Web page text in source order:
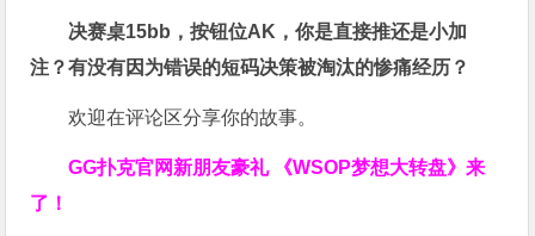
决赛桌15bb，按钮位AK，你是直接推还是小加
注？有没有因为错误的短码决策被淘汰的惨痛经历？
欢迎在评论区分享你的故事。
GG扑克官网新朋友豪礼
《WSOP梦想大转盘》来
了！